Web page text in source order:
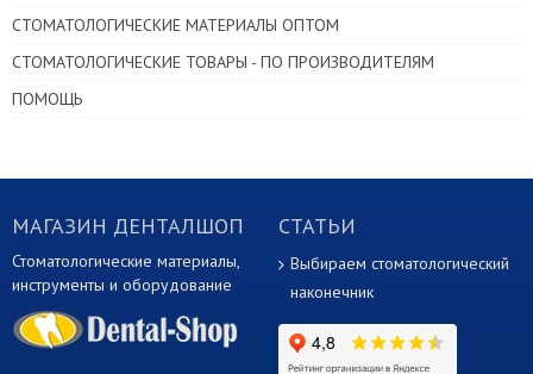
СТОМАТОЛОГИЧЕСКИЕ МАТЕРИАЛЫ ОПТОМ
СТОМАТОЛОГИЧЕСКИЕ ТОВАРЫ - ПО ПРОИЗВОДИТЕЛЯМ
ПОМОЩЬ
МАГАЗИН ДЕНТАЛШОП
Стоматологические материалы,
инструменты и оборудование
СТАТЬИ
Выбираем стоматологический
наконечник